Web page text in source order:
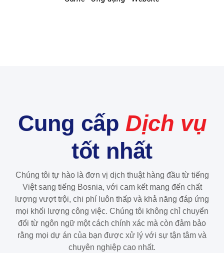
Cung cấp Dịch vụ
tốt nhất
Chúng tôi tự hào là đơn vị dịch thuật hàng đầu từ tiếng
Việt sang tiếng Bosnia, với cam kết mang đến chất
lượng vượt trội, chi phí luôn thấp và khả năng đáp ứng
mọi khối lượng công việc. Chúng tôi không chỉ chuyển
đổi từ ngôn ngữ một cách chính xác mà còn đảm bảo
rằng mọi dự án của bạn được xử lý với sự tận tâm và
chuyên nghiệp cao nhất.